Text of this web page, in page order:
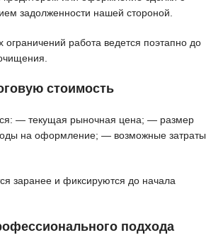
задолженности нашей стороной.
ограничений работа ведется поэтапно до
стоимость
— текущая рыночная цена; — размер
на оформление; — возможные затраты
заранее и фиксируются до начала
подхода